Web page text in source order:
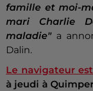
famille et moi-
mari Charlie
maladie" a
Dalin.
Le navigateur
à jeudi à